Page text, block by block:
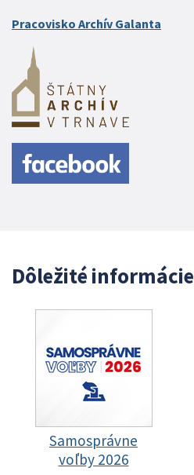
Pracovisko Archív Galanta
Dôležité informácie
Samosprávne
voľby 2026